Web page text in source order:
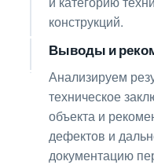
конструкций.
Выводы и
Анализируем
техническое
объекта и
дефектов и
документацию